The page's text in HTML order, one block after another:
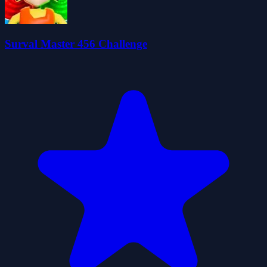
Surval Master 456 Challenge